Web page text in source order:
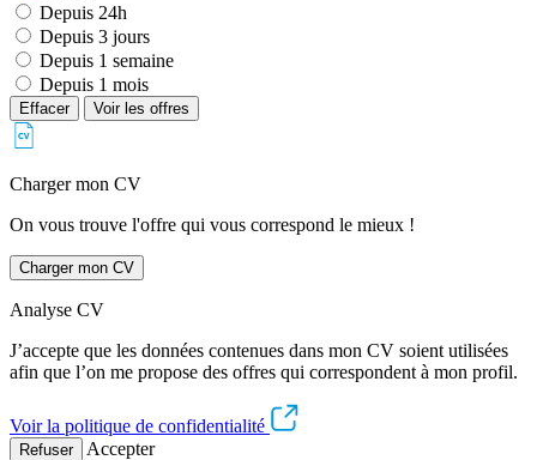
Depuis 24h
Depuis 3 jours
Depuis 1 semaine
Depuis 1 mois
Effacer Voir les offres
Charger mon CV
On vous trouve l'offre qui vous correspond le mieux !
Charger mon CV
Analyse CV
J’accepte que les données contenues dans mon CV soient utilisées
afin que l’on me propose des offres qui correspondent à mon profil.
Voir la politique de confidentialité
Refuser Accepter